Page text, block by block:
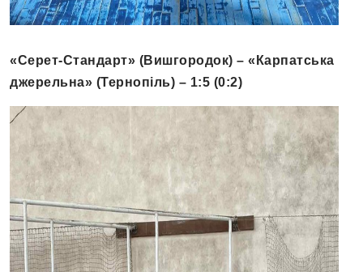
«Серет-Стандарт» (Вишгородок) – «Карпатська
джерельна» (Тернопіль) – 1:5 (0:2)